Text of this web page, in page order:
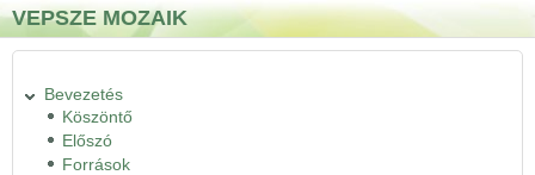
Ugrás a tartalomra
Skip to search
VEPSZE MOZAIK
Bevezetés
Köszöntő
Előszó
Források